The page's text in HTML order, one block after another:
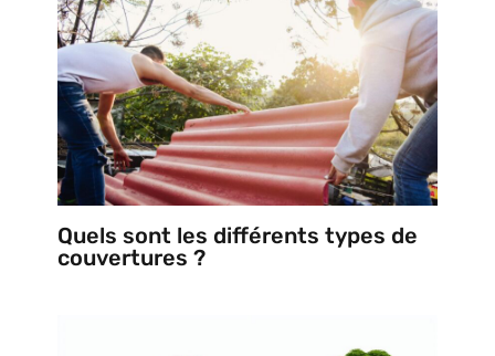
Quels sont les différents types de
couvertures ?